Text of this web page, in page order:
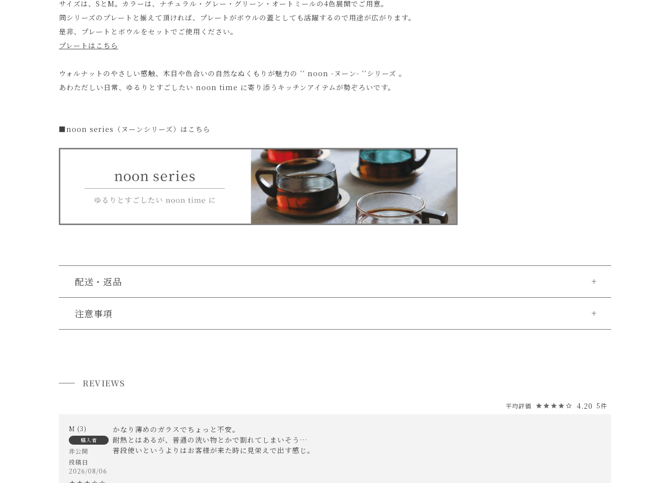
サイズは、SとM。カラーは、ナチュラル・グレー・グリーン・オートミールの4色展開でご用意。
同シリーズのプレートと揃えて頂ければ、プレートがボウルの蓋としても活躍するので用途が広がります。
是非、プレートとボウルをセットでご使用ください。
プレートはこちら
ウォルナットのやさしい感触、木目や色合いの自然なぬくもりが魅力の ‘‘ noon -ヌーン- ‘‘シリーズ 。
あわただしい日常、ゆるりとすごしたい noon time に寄り添うキッチンアイテムが勢ぞろいです。
■noon series（ヌーンシリーズ）はこちら
配送・返品
送料について
注意事項
REVIEWS
4.20 5
M 3
購入者
非公開
投稿日
2026/08/06
かなり薄めのガラスでちょっと不安。
耐熱とはあるが、普通の洗い物とかで割れてしまいそう…
普段使いというよりはお客様が来た時に見栄えで出す感じ。